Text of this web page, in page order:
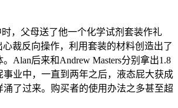
时，父母送了他一个化学试剂套装作礼
裁反向操作，利用套装的材料创造出了
Alan后来和Andrew Masters分别拿出1.8
事业中，一直到两年之后，液态屁大获成
了过来。购买者的使用办法之多甚至超